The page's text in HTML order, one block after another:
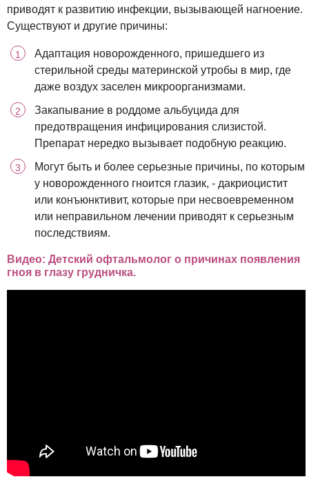
приводят к развитию инфекции, вызывающей нагноение.
Существуют и другие причины:
Адаптация новорожденного, пришедшего из
стерильной среды материнской утробы в мир, где
даже воздух заселен микроорганизмами.
Закапывание в роддоме альбуцида для
предотвращения инфицирования слизистой.
Препарат нередко вызывает подобную реакцию.
Могут быть и более серьезные причины, по которым
у новорожденного гноится глазик, - дакриоцистит
или конъюнктивит, которые при несвоевременном
или неправильном лечении приводят к серьезным
последствиям.
Видео: Детский офтальмолог о причинах появления
гноя в глазу грудничка.